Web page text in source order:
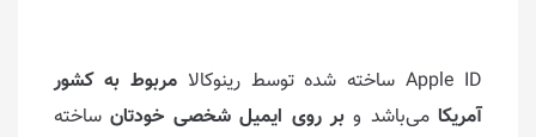
Apple ID ساخته شده توسط رینوکالا
مربوط به کشور
آمریکا می‌باشد وبر روی ایمیل شخصی خودتانساخته